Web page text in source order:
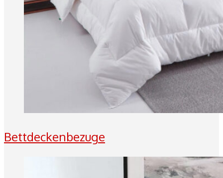
Bettdeckenbezuge